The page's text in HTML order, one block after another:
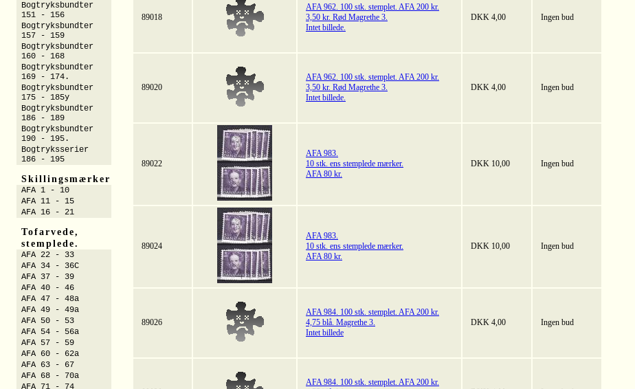
89018
AFA 962. 100 stk. stemplet. AFA 200 kr.
3,50 kr. Rød Magrethe 3.
Intet billede.
DKK 4,00 Ingen bud
89020
AFA 962. 100 stk. stemplet. AFA 200 kr.
3,50 kr. Rød Magrethe 3.
Intet billede.
DKK 4,00 Ingen bud
89022
AFA 983.
10 stk. ens stemplede mærker.
AFA 80 kr.
DKK 10,00 Ingen bud
89024
AFA 983.
10 stk. ens stemplede mærker.
AFA 80 kr.
DKK 10,00 Ingen bud
89026
AFA 984. 100 stk. stemplet. AFA 200 kr.
4,75 blå. Magrethe 3.
Intet billede
DKK 4,00 Ingen bud
AFA 984. 100 stk. stemplet. AFA 200 kr.
Bogtryksbundter
151 - 156
Bogtryksbundter
157 - 159
Bogtryksbundter
160 - 168
Bogtryksbundter
169 - 174.
Bogtryksbundter
175 - 185y
Bogtryksbundter
186 - 189
Bogtryksbundter
190 - 195.
Bogtryksserier
186 - 195
Skillingsmærker
AFA 1 - 10
AFA 11 - 15
AFA 16 - 21
Tofarvede,
stemplede.
AFA 22 - 33
AFA 34 - 36C
AFA 37 - 39
AFA 40 - 46
AFA 47 - 48a
AFA 49 - 49a
AFA 50 - 53
AFA 54 - 56a
AFA 57 - 59
AFA 60 - 62a
AFA 63 - 67
AFA 68 - 70a
AFA 71 - 74